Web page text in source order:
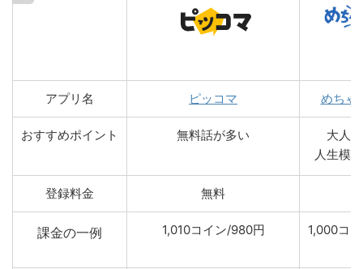
アプリ名 ピッコマ めちゃ
おすすめポイント 無料話が多い
大人
人生模
登録料金 無料
課金の一例 1,010コイン/980円 1,000コ